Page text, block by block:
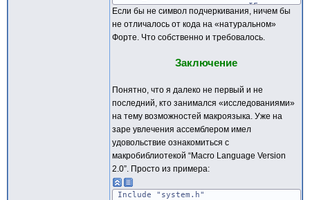
_ IF
_ BEGIN
_ KEY
_ WHILE
_ REPEAT
_ UNLOOP EXIT ;
_ THEN
_ THEN
_ GAME.SPEED @
_ LOOP
; перемещаем фигуру
_ 1 0 MOVE-BRICK
_ UNTIL
; фигура достигла "дна",
_ PIT-CHECKFULL
Если бы не символ подчеркивания, ничем бы
не отличалось от кода на «натуральном»
Форте. Что собственно и требовалось.
Заключение
Понятно, что я далеко не первый и не
последний, кто занимался «исследованиями»
на тему возможностей макроязыка. Уже на
заре увлечения ассемблером имел
удовольствие ознакомиться с
макробиблиотекой “Macro Language Version
2.0”. Просто из примера:
Include "system.h"